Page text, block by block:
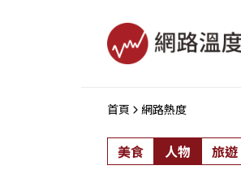
首頁 網路熱度
美食 人物 旅遊